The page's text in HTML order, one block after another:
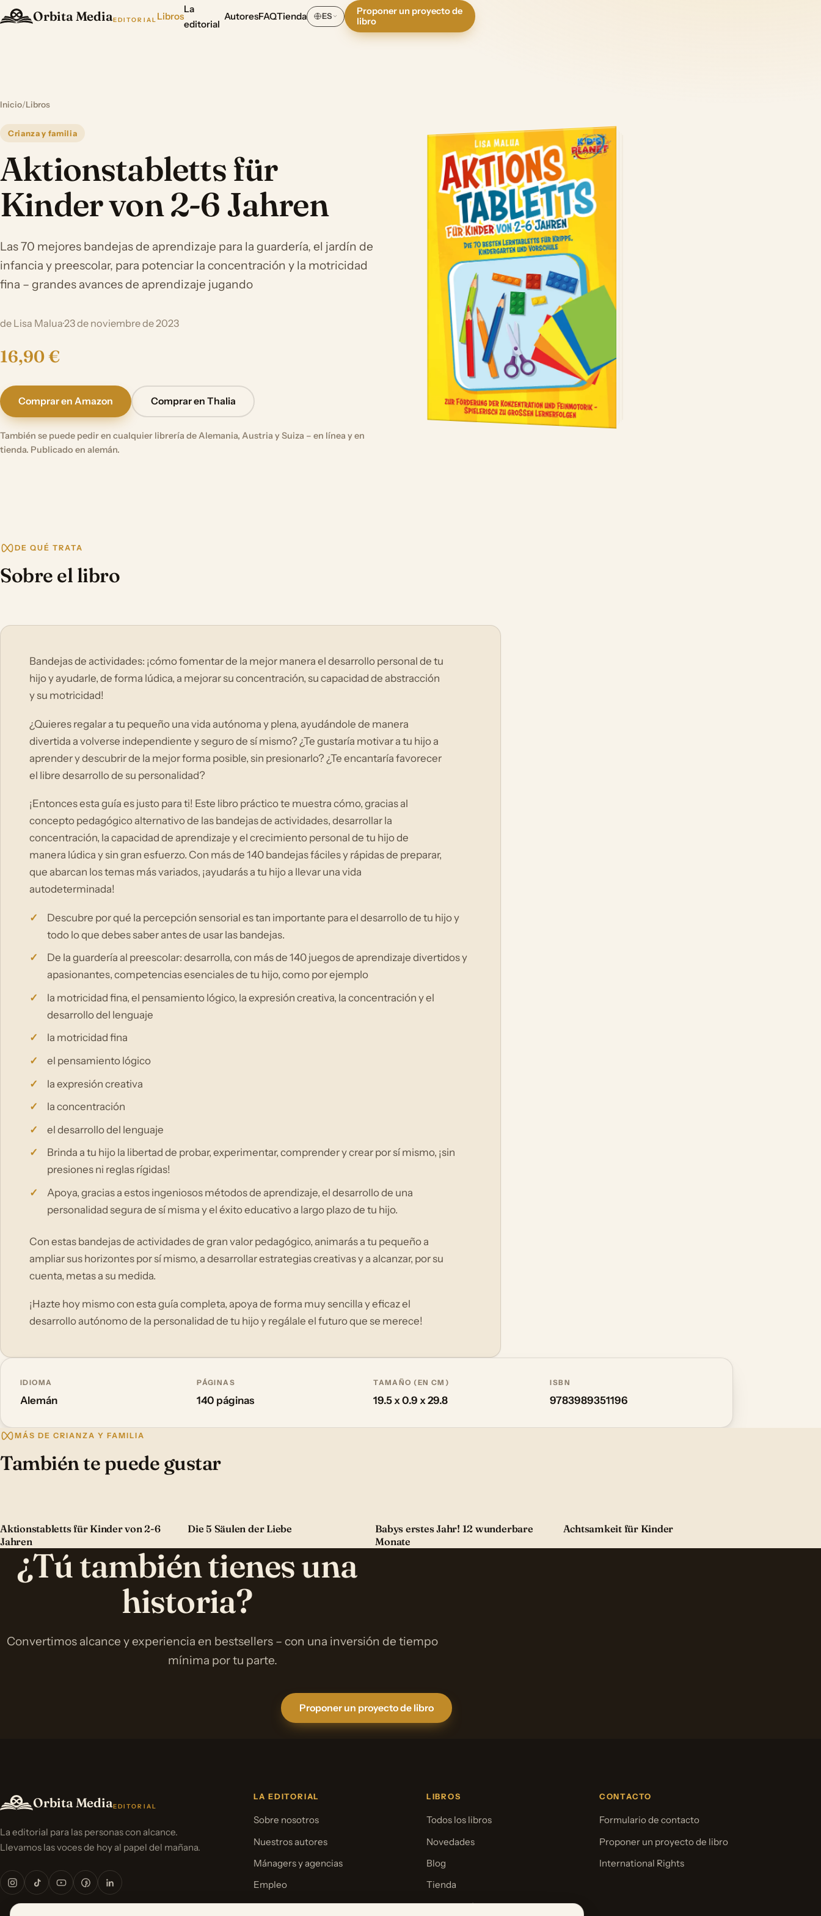
Orbita MediaEDITORIAL Libros
La
editorial
AutoresFAQTienda ES
Proponer un proyecto de
libro
Inicio/Libros
Crianza y familia
Aktionstabletts für
Kinder von 2-6 Jahren
Las 70 mejores bandejas de aprendizaje para la guardería, el jardín de
infancia y preescolar, para potenciar la concentración y la motricidad
fina – grandes avances de aprendizaje jugando
de Lisa Malua·23 de noviembre de 2023
16,90 €
Comprar en Amazon Comprar en Thalia
También se puede pedir en cualquier librería de Alemania, Austria y Suiza – en línea y en
tienda. Publicado en alemán.
DE QUÉ TRATA
Sobre el libro
Bandejas de actividades: ¡cómo fomentar de la mejor manera el desarrollo personal de tu
hijo y ayudarle, de forma lúdica, a mejorar su concentración, su capacidad de abstracción
y su motricidad!
¿Quieres regalar a tu pequeño una vida autónoma y plena, ayudándole de manera
divertida a volverse independiente y seguro de sí mismo? ¿Te gustaría motivar a tu hijo a
aprender y descubrir de la mejor forma posible, sin presionarlo? ¿Te encantaría favorecer
el libre desarrollo de su personalidad?
¡Entonces esta guía es justo para ti! Este libro práctico te muestra cómo, gracias al
concepto pedagógico alternativo de las bandejas de actividades, desarrollar la
concentración, la capacidad de aprendizaje y el crecimiento personal de tu hijo de
manera lúdica y sin gran esfuerzo. Con más de 140 bandejas fáciles y rápidas de preparar,
que abarcan los temas más variados, ¡ayudarás a tu hijo a llevar una vida
autodeterminada!
Descubre por qué la percepción sensorial es tan importante para el desarrollo de tu hijo y
todo lo que debes saber antes de usar las bandejas.
De la guardería al preescolar: desarrolla, con más de 140 juegos de aprendizaje divertidos y
apasionantes, competencias esenciales de tu hijo, como por ejemplo
la motricidad fina, el pensamiento lógico, la expresión creativa, la concentración y el
desarrollo del lenguaje
la motricidad fina
el pensamiento lógico
la expresión creativa
la concentración
el desarrollo del lenguaje
Brinda a tu hijo la libertad de probar, experimentar, comprender y crear por sí mismo, ¡sin
presiones ni reglas rígidas!
Apoya, gracias a estos ingeniosos métodos de aprendizaje, el desarrollo de una
personalidad segura de sí misma y el éxito educativo a largo plazo de tu hijo.
Con estas bandejas de actividades de gran valor pedagógico, animarás a tu pequeño a
ampliar sus horizontes por sí mismo, a desarrollar estrategias creativas y a alcanzar, por su
cuenta, metas a su medida.
¡Hazte hoy mismo con esta guía completa, apoya de forma muy sencilla y eficaz el
desarrollo autónomo de la personalidad de tu hijo y regálale el futuro que se merece!
IDIOMA
Alemán
PÁGINAS
140 páginas
TAMAÑO (EN CM)
19.5 x 0.9 x 29.8
ISBN
9783989351196
MÁS DE CRIANZA Y FAMILIA
También te puede gustar
Aktionstabletts für Kinder von 2-6
Jahren
Die 5 Säulen der Liebe
Babys erstes Jahr! 12 wunderbare
Monate
Achtsamkeit für Kinder
¿Tú también tienes una
historia?
Convertimos alcance y experiencia en bestsellers – con una inversión de tiempo
mínima por tu parte.
Proponer un proyecto de libro
Orbita MediaEDITORIAL
La editorial para las personas con alcance.
Llevamos las voces de hoy al papel del mañana.
LA EDITORIAL
Sobre nosotros
Nuestros autores
Mánagers y agencias
Empleo
Prensa
LIBROS
Todos los libros
Novedades
Blog
Tienda
Para librerías
CONTACTO
Formulario de contacto
Proponer un proyecto de libro
International Rights